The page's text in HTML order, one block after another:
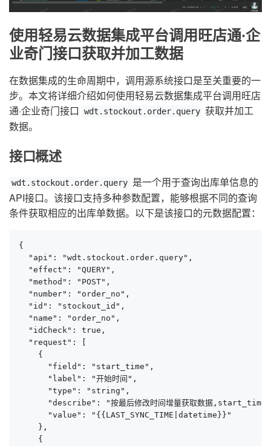
使用轻易云数据集成平台调用旺店通·企
业奇门接口获取并加工数据
在数据集成的生命周期中，调用源系统接口是至关重要的一
步。本文将详细介绍如何使用轻易云数据集成平台调用旺店
通·企业奇门接口
wdt.stockout.order.query 获取并加工
数据。
接口概述
wdt.stockout.order.query 是一个用于查询出库单信息的
API接口。该接口支持多种参数配置，能够根据不同的查询
条件获取相应的出库单数据。以下是该接口的元数据配置：
{
  "api": "wdt.stockout.order.query",
  "effect": "QUERY",
  "method": "POST",
  "number": "order_no",
  "id": "stockout_id",
  "name": "order_no",
  "idCheck": true,
  "request": [
    {
      "field": "start_time",
      "label": "开始时间",
      "type": "string",
"describe": "按最后修改时间增量获取数据
      "value": "{{LAST_SYNC_TIME|datetime}}"
    },
    {